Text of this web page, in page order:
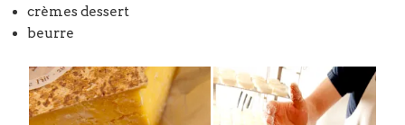
crèmes dessert
beurre